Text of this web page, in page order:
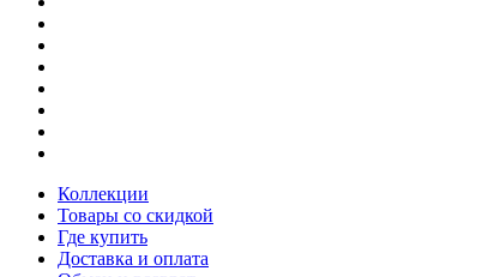
Коллекции
Товары со скидкой
Где купить
Доставка и оплата